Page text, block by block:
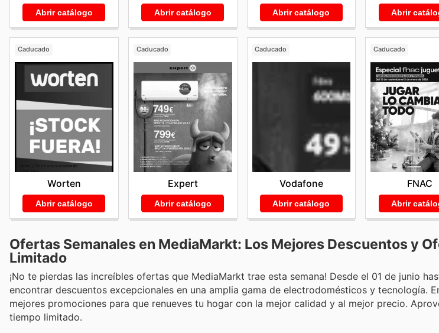
Abrir catálogo Abrir catálogo Abrir catálogo Abrir
Caducado
Worten
Abrir catálogo
Caducado
Expert
Abrir catálogo
Caducado
Vodafone
Abrir catálogo
Caducado
FNAC
Abrir
Ofertas Semanales en MediaMarkt: Los Mejores Descuentos y
Limitado
¡No te pierdas las increíbles ofertas que MediaMarkt trae esta semana! Desde el 01 de junio
encontrar descuentos excepcionales en una amplia gama de electrodomésticos y tecnología.
mejores promociones para que renueves tu hogar con la mejor calidad y al mejor precio.
tiempo limitado.